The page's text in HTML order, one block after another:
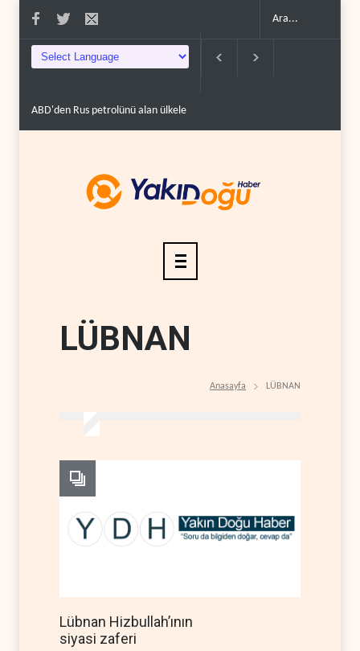
100'e varan g�.. Demokratlar Trump için azil süreci yerine soruşturma
LÜBNAN
Anasayfa LÜBNAN
Lübnan Hizbullah’ının
siyasi zaferi